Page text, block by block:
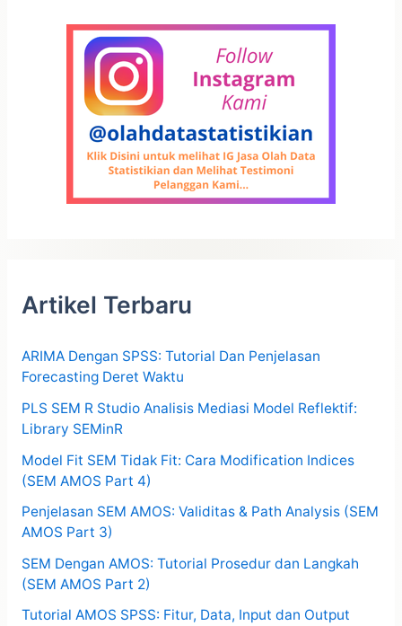
Artikel Terbaru
ARIMA Dengan SPSS: Tutorial Dan Penjelasan
Forecasting Deret Waktu
PLS SEM R Studio Analisis Mediasi Model Reflektif:
Library SEMinR
Model Fit SEM Tidak Fit: Cara Modification Indices
(SEM AMOS Part 4)
Penjelasan SEM AMOS: Validitas & Path Analysis (SEM
AMOS Part 3)
SEM Dengan AMOS: Tutorial Prosedur dan Langkah
(SEM AMOS Part 2)
Tutorial AMOS SPSS: Fitur, Data, Input dan Output